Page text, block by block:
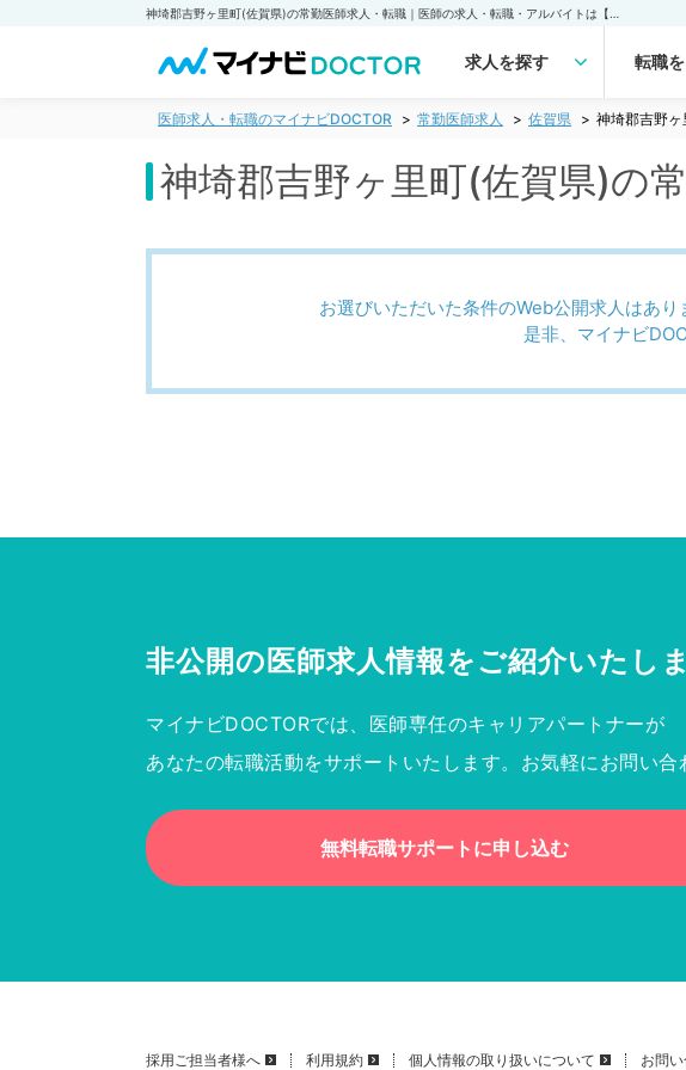
求人を探す 転職
医師求人・転職のマイナビDOCTOR 常勤医師求人 佐賀県 神埼郡吉野
神埼郡吉野ヶ里町(佐賀県)の
お選びいただいた条件のWeb公開求人はあ
是非、マイナビ
非公開の医師求人情報をご紹介いたし
マイナビDOCTORでは、医師専任のキャリアパートナーが
あなたの転職活動をサポートいたします。お気軽にお問い合
無料転職サポートに申し込む
採用ご担当者様へ 利用規約 個人情報の取り扱いについて お問